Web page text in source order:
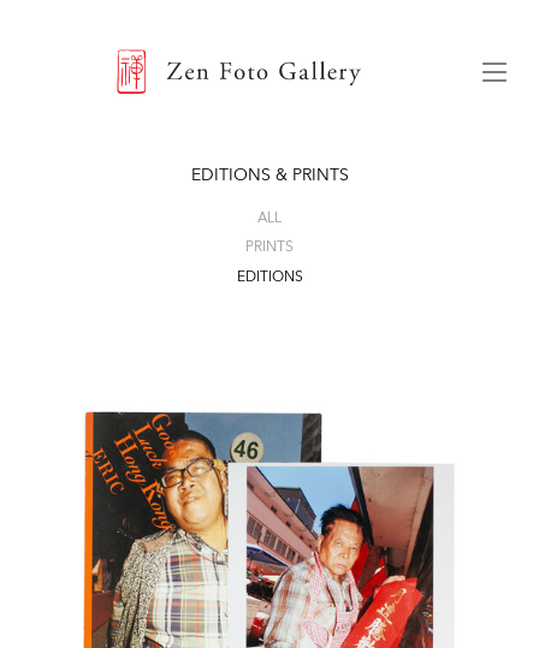
EDITIONS & PRINTS
ALL
PRINTS
EDITIONS